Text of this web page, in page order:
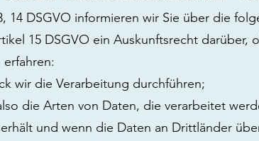
14 DSGVO informieren wir Sie über die
15 DSGVO ein Auskunftsrecht
wir die Verarbeitung durchführen;
die Arten von Daten, die verarbeitet
und wenn die Daten an Drittländer